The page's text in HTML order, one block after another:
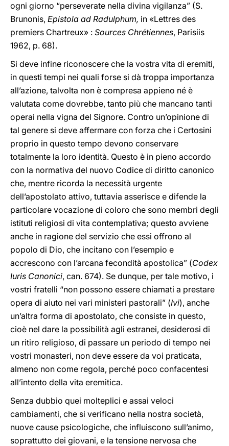
ogni giorno “perseverate nella divina vigilanza” (S.
Brunonis, Epistola ad Radulphum, in «Lettres des
premiers Chartreux» : Sources Chrétiennes, Parisiis
1962, p. 68).
Si deve infine riconoscere che la vostra vita di eremiti,
in questi tempi nei quali forse si dà troppa importanza
all’azione, talvolta non è compresa appieno né è
valutata come dovrebbe, tanto più che mancano tanti
operai nella vigna del Signore. Contro un’opinione di
tal genere si deve affermare con forza che i Certosini
proprio in questo tempo devono conservare
totalmente la loro identità. Questo è in pieno accordo
con la normativa del nuovo Codice di diritto canonico
che, mentre ricorda la necessità urgente
dell’apostolato attivo, tuttavia asserisce e difende la
particolare vocazione di coloro che sono membri degli
istituti religiosi di vita contemplativa; questo avviene
anche in ragione del servizio che essi offrono al
popolo di Dio, che incitano con l’esempio e
accrescono con l’arcana fecondità apostolica” (Codex
Iuris Canonici, can. 674). Se dunque, per tale motivo, i
vostri fratelli “non possono essere chiamati a prestare
opera di aiuto nei vari ministeri pastorali” (Ivi), anche
un’altra forma di apostolato, che consiste in questo,
cioè nel dare la possibilità agli estranei, desiderosi di
un ritiro religioso, di passare un periodo di tempo nei
vostri monasteri, non deve essere da voi praticata,
almeno non come regola, perché poco confacentesi
all’intento della vita eremitica.
Senza dubbio quei molteplici e assai veloci
cambiamenti, che si verificano nella nostra società,
nuove cause psicologiche, che influiscono sull’animo,
soprattutto dei giovani, e la tensione nervosa che